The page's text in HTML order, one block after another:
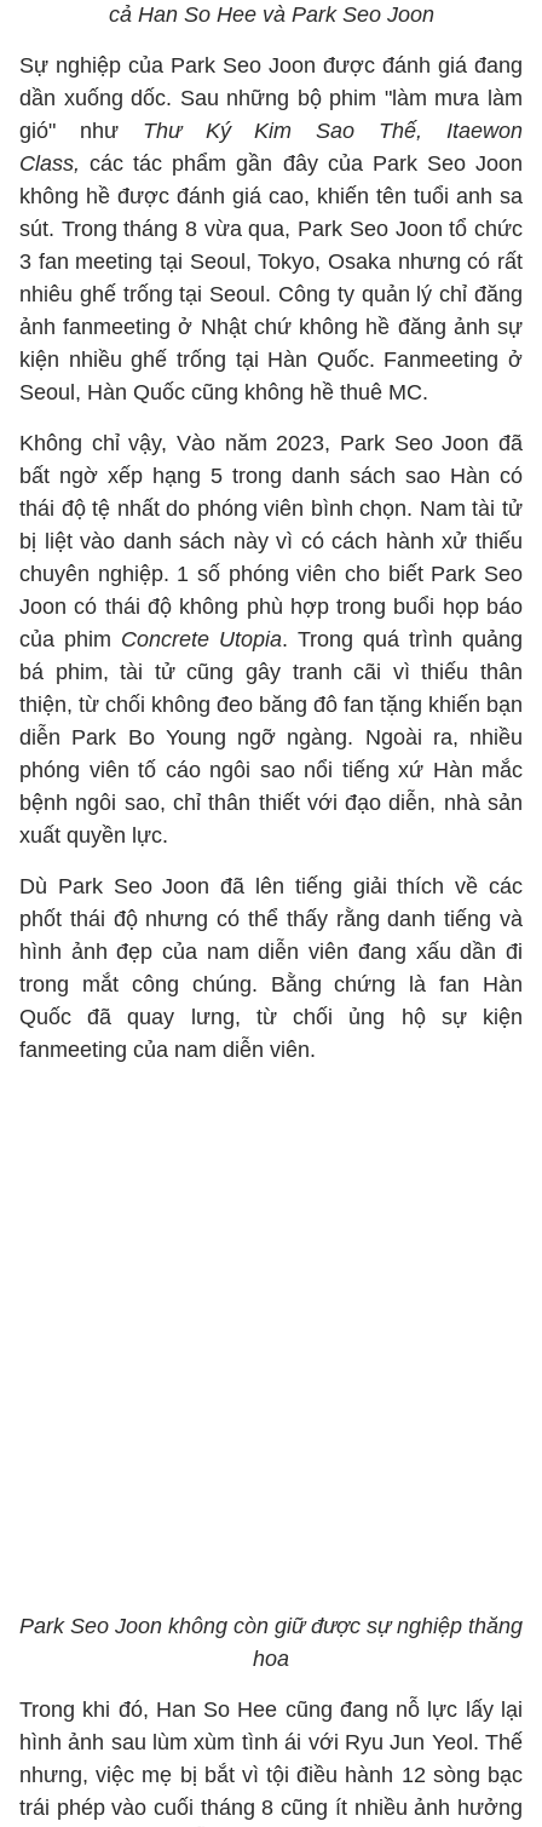
cả Han So Hee và Park Seo Joon
Sự nghiệp của Park Seo Joon được đánh giá đang
dần xuống dốc. Sau những bộ phim "làm mưa làm
gió" như Thư Ký Kim Sao Thế, Itaewon
Class,các tác phẩm gần đây của Park Seo Joon
không hề được đánh giá cao, khiến tên tuổi anh sa
sút. Trong tháng 8 vừa qua, Park Seo Joon tổ chức
3 fan meeting tại Seoul, Tokyo, Osaka nhưng có rất
nhiêu ghế trống tại Seoul. Công ty quản lý chỉ đăng
ảnh fanmeeting ở Nhật chứ không hề đăng ảnh sự
kiện nhiều ghế trống tại Hàn Quốc. Fanmeeting ở
Seoul, Hàn Quốc cũng không hề thuê MC.
Không chỉ vậy, Vào năm 2023, Park Seo Joon đã
bất ngờ xếp hạng 5 trong danh sách sao Hàn có
thái độ tệ nhất do phóng viên bình chọn. Nam tài tử
bị liệt vào danh sách này vì có cách hành xử thiếu
chuyên nghiệp. 1 số phóng viên cho biết Park Seo
Joon có thái độ không phù hợp trong buổi họp báo
của phim Concrete Utopia. Trong quá trình quảng
bá phim, tài tử cũng gây tranh cãi vì thiếu thân
thiện, từ chối không đeo băng đô fan tặng khiến bạn
diễn Park Bo Young ngỡ ngàng. Ngoài ra, nhiều
phóng viên tố cáo ngôi sao nổi tiếng xứ Hàn mắc
bệnh ngôi sao, chỉ thân thiết với đạo diễn, nhà sản
xuất quyền lực.
Dù Park Seo Joon đã lên tiếng giải thích về các
phốt thái độ nhưng có thể thấy rằng danh tiếng và
hình ảnh đẹp của nam diễn viên đang xấu dần đi
trong mắt công chúng. Bằng chứng là fan Hàn
Quốc đã quay lưng, từ chối ủng hộ sự kiện
fanmeeting của nam diễn viên.
Park Seo Joon không còn giữ được sự nghiệp thăng
hoa
Trong khi đó, Han So Hee cũng đang nỗ lực lấy lại
hình ảnh sau lùm xùm tình ái với Ryu Jun Yeol. Thế
nhưng, việc mẹ bị bắt vì tội điều hành 12 sòng bạc
trái phép vào cuối tháng 8 cũng ít nhiều ảnh hưởng